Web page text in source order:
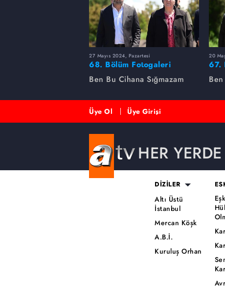
27 Mayıs 2024, Pazartesi
68. Bölüm Fotogaleri
Ben Bu Cihana Sığmazam
20
67.
Üye Ol Üye Girişi
HER YERDE
DİZİLER
Altı Üstü
İstanbul
Mercan Köşk
A.B.İ.
Kuruluş Orhan